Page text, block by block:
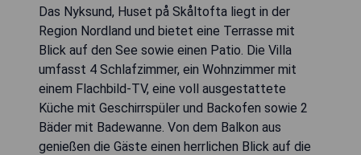
Das Nyksund, Huset på Skåltofta liegt in der
Region Nordland und bietet eine Terrasse mit
Blick auf den See sowie einen Patio. Die Villa
umfasst 4 Schlafzimmer, ein Wohnzimmer mit
einem Flachbild-TV, eine voll ausgestattete
Küche mit Geschirrspüler und Backofen sowie 2
Bäder mit Badewanne. Von dem Balkon aus
genießen die Gäste einen herrlichen Blick auf die